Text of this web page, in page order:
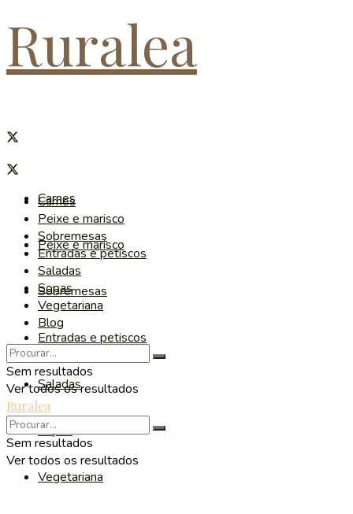
Ruralea
Carnes
Peixe e marisco
Sobremesas
Entradas e petiscos
Saladas
Sopas
Vegetariana
Carnes
Peixe e marisco
Sobremesas
Entradas e petiscos
Saladas
Sopas
Vegetariana
Blog
Sem resultados
Ver todos os resultados
Ruralea
Sem resultados
Ver todos os resultados